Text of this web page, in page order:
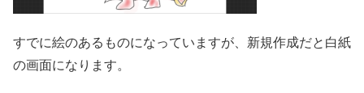
すでに絵のあるものになっていますが、新規作成だと白紙
の画面になります。